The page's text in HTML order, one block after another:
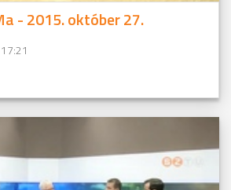
- 2015. október 27.